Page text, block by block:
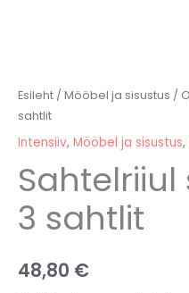
Esileht / Mööbel ja sisustus /
sahtlit
Intensiiv, Mööbel ja sisustus,
3 sahtlit
48,80 €